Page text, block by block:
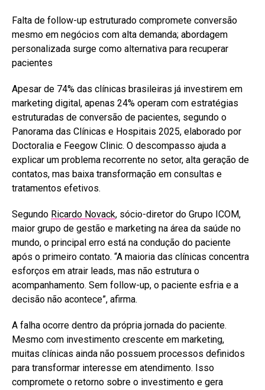
Falta de follow-up estruturado compromete conversão
mesmo em negócios com alta demanda; abordagem
personalizada surge como alternativa para recuperar
pacientes
Apesar de 74% das clínicas brasileiras já investirem em
marketing digital, apenas 24% operam com estratégias
estruturadas de conversão de pacientes, segundo o
Panorama das Clínicas e Hospitais 2025, elaborado por
Doctoralia e Feegow Clinic. O descompasso ajuda a
explicar um problema recorrente no setor, alta geração de
contatos, mas baixa transformação em consultas e
tratamentos efetivos.
Segundo Ricardo Novack, sócio-diretor do Grupo ICOM,
maior grupo de gestão e marketing na área da saúde no
mundo, o principal erro está na condução do paciente
após o primeiro contato. “A maioria das clínicas concentra
esforços em atrair leads, mas não estrutura o
acompanhamento. Sem follow-up, o paciente esfria e a
decisão não acontece”, afirma.
A falha ocorre dentro da própria jornada do paciente.
Mesmo com investimento crescente em marketing,
muitas clínicas ainda não possuem processos definidos
para transformar interesse em atendimento. Isso
compromete o retorno sobre o investimento e gera